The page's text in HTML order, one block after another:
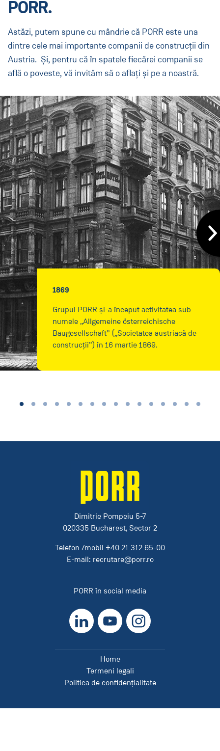
PORR.
Astăzi, putem spune cu mândrie că PORR este una
dintre cele mai importante companii de construcții din
Austria. Și, pentru că în spatele fiecărei companii se
află o poveste, vă invităm să o aflați și pe a noastră.
1869
Grupul PORR și-a început activitatea sub
numele „Allgemeine österreichische
Baugesellschaft” („Societatea austriacă de
construcții”) în 16 martie 1869.
Dimitrie Pompeiu 5-7
020335 Bucharest, Sector 2
Telefon /mobil +40 21 312 65-00
E-mail: recrutare@porr.ro
PORR în social media
LinkedIn YouTube Instagram
Home
Termeni legali
Politica de confidențialitate